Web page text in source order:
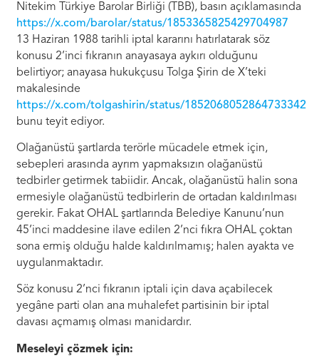
Nitekim Türkiye Barolar Birliği (TBB), basın açıklamasında
https://x.com/barolar/status/1853365825429704987
13 Haziran 1988 tarihli iptal kararını hatırlatarak söz
konusu 2’inci fıkranın anayasaya aykırı olduğunu
belirtiyor; anayasa hukukçusu Tolga Şirin de X’teki
makalesinde
https://x.com/tolgashirin/status/1852068052864733342
bunu teyit ediyor.
Olağanüstü şartlarda terörle mücadele etmek için,
sebepleri arasında ayrım yapmaksızın olağanüstü
tedbirler getirmek tabiidir. Ancak, olağanüstü halin sona
ermesiyle olağanüstü tedbirlerin de ortadan kaldırılması
gerekir. Fakat OHAL şartlarında Belediye Kanunu’nun
45’inci maddesine ilave edilen 2’nci fıkra OHAL çoktan
sona ermiş olduğu halde kaldırılmamış; halen ayakta ve
uygulanmaktadır.
Söz konusu 2’nci fıkranın iptali için dava açabilecek
yegâne parti olan ana muhalefet partisinin bir iptal
davası açmamış olması manidardır.
Meseleyi çözmek için: